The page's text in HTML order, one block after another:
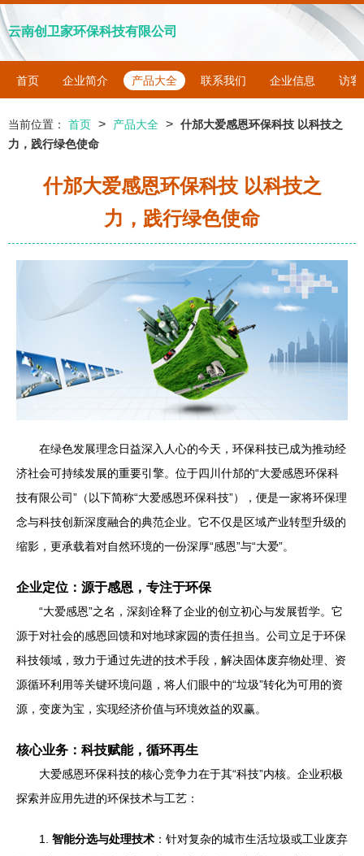
云南创卫家环保科技有限公司
首页 企业简介 产品大全 联系我们 企业信息 访客
当前位置： 首页 > 产品大全 > 什邡大爱感恩环保科技 以科技之
力，践行绿色使命
什邡大爱感恩环保科技 以科技之
力，践行绿色使命
在绿色发展理念日益深入人心的今天，环保科技已成为推动经
济社会可持续发展的重要引擎。位于四川什邡的“大爱感恩环保科
技有限公司”（以下简称“大爱感恩环保科技”），便是一家将环保理
念与科技创新深度融合的典范企业。它不仅是区域产业转型升级的
缩影，更承载着对自然环境的一份深厚“感恩”与“大爱”。
企业定位：源于感恩，专注于环保
“大爱感恩”之名，深刻诠释了企业的创立初心与发展哲学。它
源于对社会的感恩回馈和对地球家园的责任担当。公司立足于环保
科技领域，致力于通过先进的技术手段，解决固体废弃物处理、资
源循环利用等关键环境问题，将人们眼中的“垃圾”转化为可用的资
源，变废为宝，实现经济价值与环境效益的双赢。
核心业务：科技赋能，循环再生
大爱感恩环保科技的核心竞争力在于其“科技”内核。企业积极
探索并应用先进的环保技术与工艺：
1. 智能分选与处理技术 ：针对复杂的城市生活垃圾或工业废弃